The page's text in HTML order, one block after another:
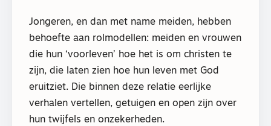
Jongeren, en dan met name meiden, hebben
behoefte aan rolmodellen: meiden en vrouwen
die hun ‘voorleven’ hoe het is om christen te
zijn, die laten zien hoe hun leven met God
eruitziet. Die binnen deze relatie eerlijke
verhalen vertellen, getuigen en open zijn over
hun twijfels en onzekerheden.